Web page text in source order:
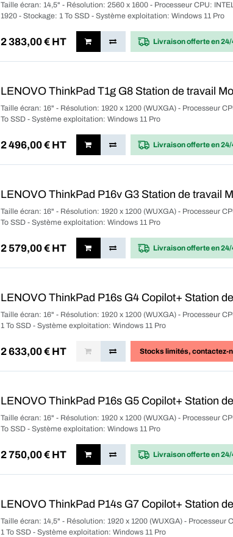
Taille écran: 14,5" - Résolution: 2560 x 1600 - Processeur CPU:
1920 - Stockage: 1 To SSD - Système exploitation: Windows 11 Pro
2 383,00€ HT Livraison offerteen
LENOVO ThinkPad T1g G8 Station de travail
Taille écran: 16" - Résolution: 1920 x 1200 (WUXGA) - Processeur
To SSD - Système exploitation: Windows 11 Pro
2 496,00€ HT Livraison offerteen
LENOVO ThinkPad P16v G3 Station de travail
Taille écran: 16" - Résolution: 1920 x 1200 (WUXGA) - Processeur
To SSD - Système exploitation: Windows 11 Pro
2 579,00€ HT Livraison offerteen
LENOVO ThinkPad P16s G4 Copilot+ Station
Taille écran: 16" - Résolution: 1920 x 1200 (WUXGA) - Processeur
1 To SSD - Système exploitation: Windows 11 Pro
2 633,00€ HT Stocks limités, contactez-
LENOVO ThinkPad P16s G5 Copilot+ Station
Taille écran: 16" - Résolution: 1920 x 1200 (WUXGA) - Processeur
To SSD - Système exploitation: Windows 11 Pro
2 750,00€ HT Livraison offerteen
LENOVO ThinkPad P14s G7 Copilot+ Station
Taille écran: 14,5" - Résolution: 1920 x 1200 (WUXGA) - Processeur
1 To SSD - Système exploitation: Windows 11 Pro